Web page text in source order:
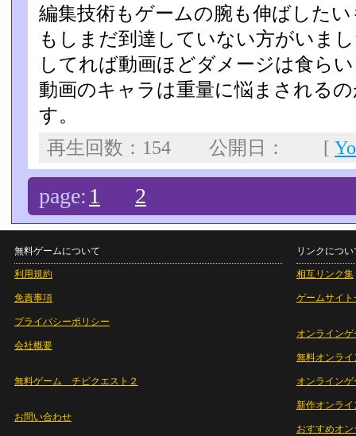
編集技術もゲームの腕も伸ばした
もしまだ到達していない方がいま
してれば動画ほどダメージ­は食ら
動画のキャラは重量に悩まされる
す。
再生回数：154 公開日： [
page: 1 2
無料ゲームについて
利用規約
免責事項
プライバシーポリシー
会社概要
無料ゲーム チビクエスト２
お問い合わせ
リンクについ
相互リンク集
ゲームサイト
オンラインゲ
無料オンライ
オンライン
新作オンライ
おすすめオ